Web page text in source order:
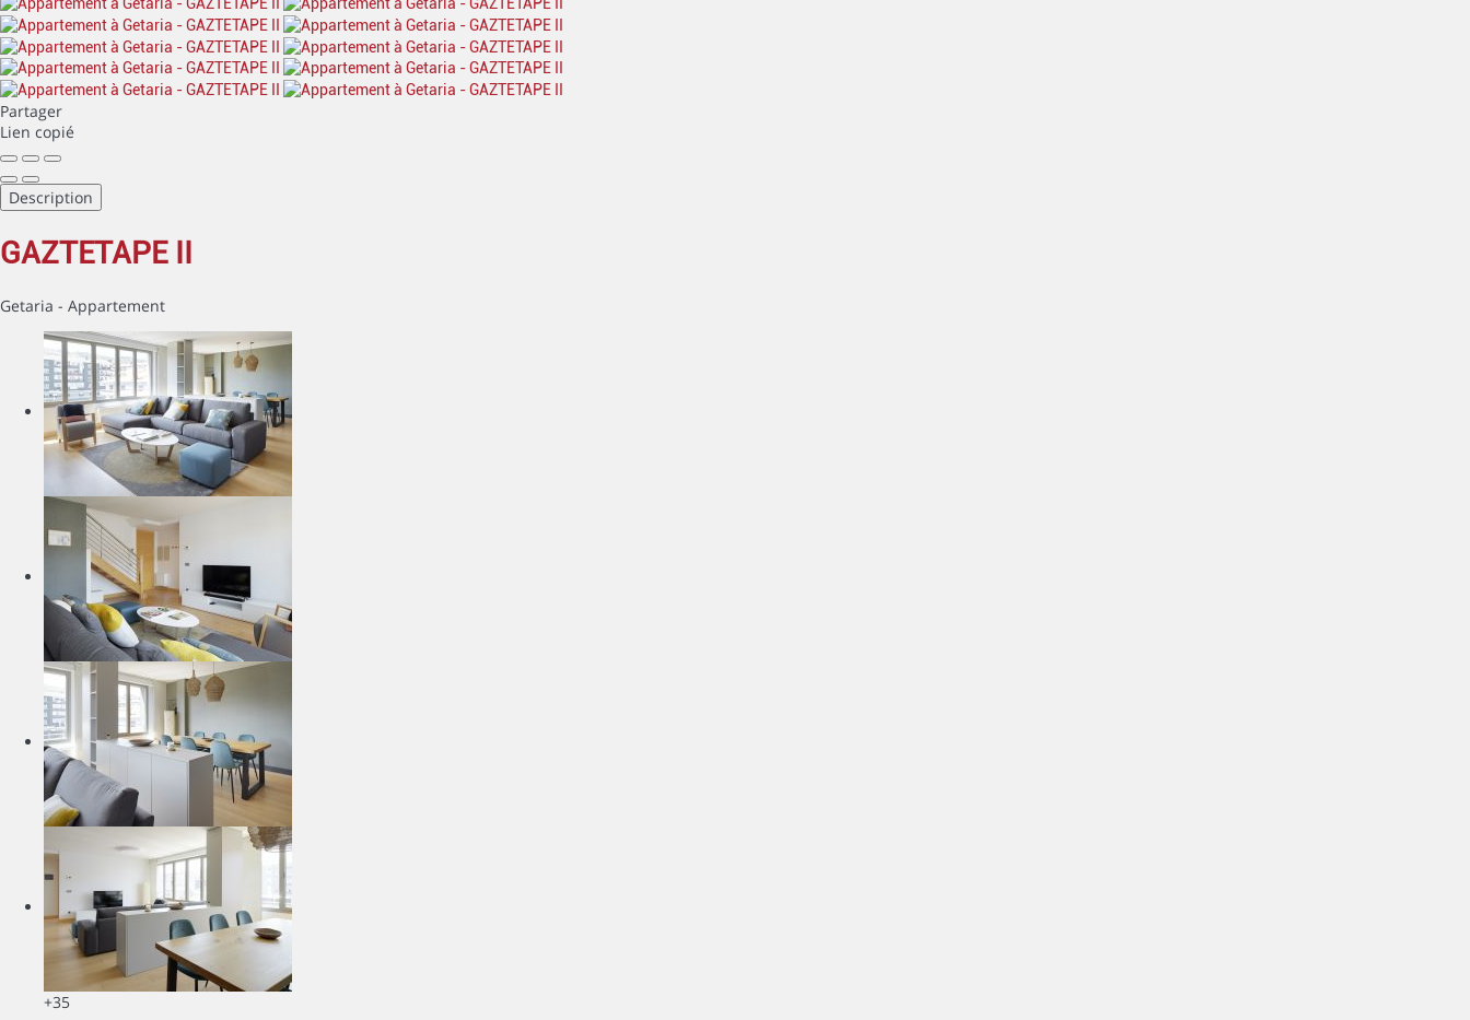
Partager
Lien copié
Description
GAZTETAPE II
Getaria - Appartement
+35